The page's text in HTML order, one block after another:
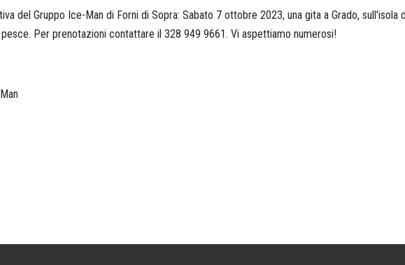
del Gruppo Ice-Man di Forni di Sopra: Sabato 7 ottobre 2023, una gita a Grado,
Per prenotazioni contattare il 328 949 9661. Vi aspettiamo numerosi!